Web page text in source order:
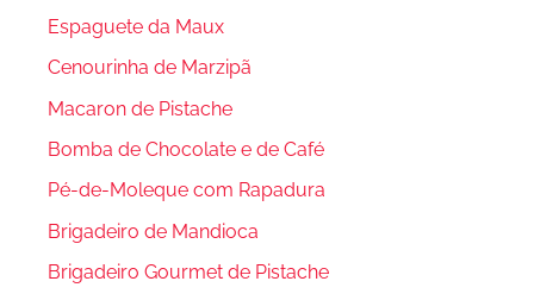
Espaguete da Maux
Cenourinha de Marzipã
Macaron de Pistache
Bomba de Chocolate e de Café
Pé-de-Moleque com Rapadura
Brigadeiro de Mandioca
Brigadeiro Gourmet de Pistache